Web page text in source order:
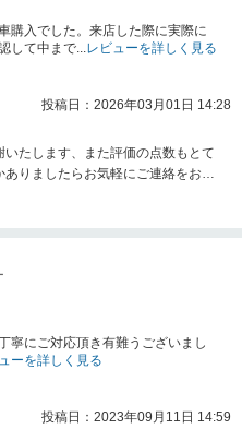
購入でした。来店した際に実際に
して中まで...レビューを詳しく見る
投稿日：2026年03月01日 14:28
たします、また評価の点数もとて
りましたらお気軽にご連絡をお願
寧にご対応頂き有難うございまし
ーを詳しく見る
投稿日：2023年09月11日 14:59